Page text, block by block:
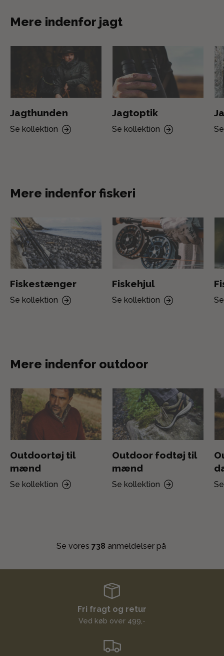
Mere indenfor jagt
Jagthunden
Se kollektion
Jagtoptik
Se kollektion
Mere indenfor fiskeri
Fiskestænger
Se kollektion
Fiskehjul
Se kollektion
Mere indenfor outdoor
Outdoortøj til
mænd
Se kollektion
Outdoor fodtøj til
mænd
Se kollektion
Se vores 738 anmeldelser på
Fri fragt og retur
Ved køb over 499,-